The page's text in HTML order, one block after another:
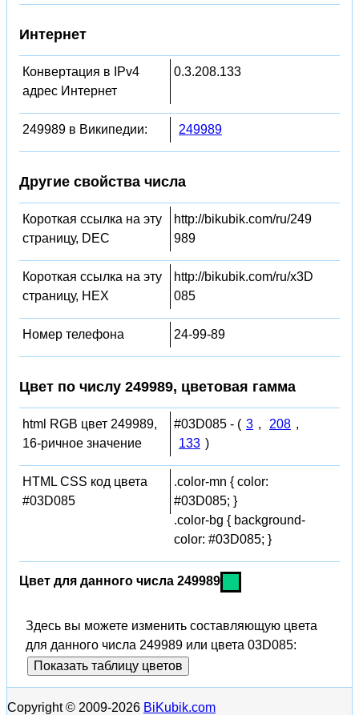
Интернет
Конвертация в IPv4
адрес Интернет
0.3.208.133
249989 в Википедии: 249989
Другие свойства числа
Короткая ссылка на эту
страницу, DEC
http://bikubik.com/ru/249
989
Короткая ссылка на эту
страницу, HEX
http://bikubik.com/ru/x3D
085
Номер телефона 24-99-89
Цвет по числу 249989, цветовая гамма
html RGB цвет 249989,
16-ричное значение
#03D085 - ( 3 , 208 ,
133 )
HTML CSS код цвета
#03D085
.color-mn { color:
#03D085; }
.color-bg { background-
color: #03D085; }
Цвет для данного числа 249989
Здесь вы можете изменить составляющую цвета
для данного числа 249989 или цвета 03D085:
Показать таблицу цветов
Copyright © 2009-2026 BiKubik.com